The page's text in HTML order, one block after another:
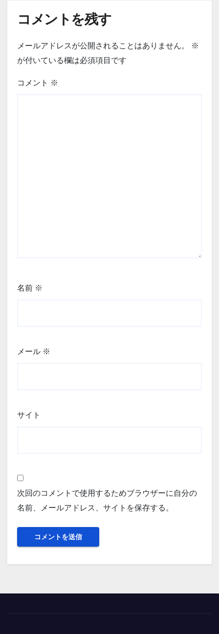
コメントを残す
メールアドレスが公開されることはありません。
※
が付いている欄は必須項目です
コメント ※
名前 ※
メール ※
サイト
次回のコメントで使用するためブラウザーに自分の
名前、メールアドレス、サイトを保存する。